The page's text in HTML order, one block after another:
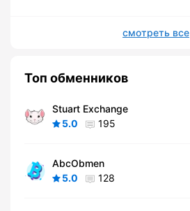
смотреть все
Топ обменников
Stuart Exchange
5.0
195
AbcObmen
5.0
128